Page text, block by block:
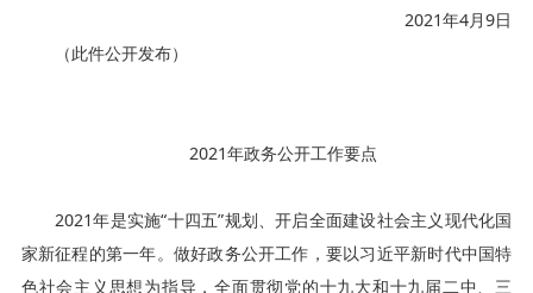
2021年4月9日
（此件公开发布）
2021年政务公开工作要点
2021年是实施“十四五”规划、开启全面建设社会主义现代化国
家新征程的第一年。做好政务公开工作，要以习近平新时代中国特
色社会主义思想为指导，全面贯彻党的十九大和十九届二中、三